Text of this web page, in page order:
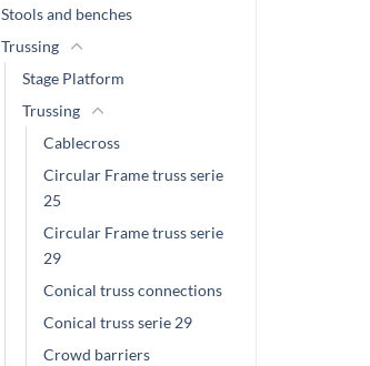
Stools and benches
Trussing
Stage Platform
Trussing
Cablecross
Circular Frame truss serie
25
Circular Frame truss serie
29
Conical truss connections
Conical truss serie 29
Crowd barriers